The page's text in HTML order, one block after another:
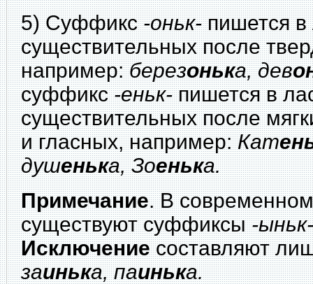
5) Суффикс-оньк-пишется в
существительных после
например:березонька, дев
суффикс-еньк-пишется в
существительных после
и гласных, например:Кат
душенька, Зоенька.
Примечание. В
существуют суффиксы-
Исключениесоставляют
заинька, паинька.